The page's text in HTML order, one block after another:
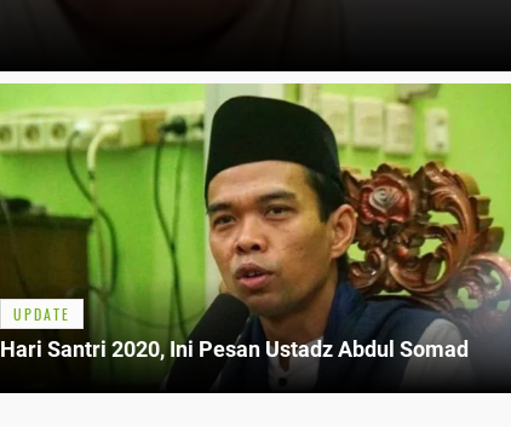
UPDATE
Hari Santri 2020, Ini Pesan Ustadz Abdul Somad